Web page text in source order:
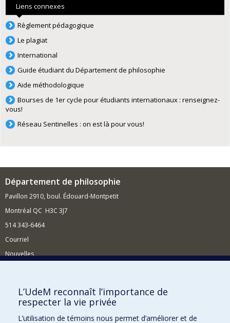
Liens connexes
Règlement pédagogique
Le plagiat
International
Guide étudiant du Département de philosophie
Aide méthodologique
Bourses de 1er cycle pour étudiants internationaux : renseignez-
vous!
Réseau Sentinelles : on est là pour vous!
Département de philosophie
Pavillon 2910, boul. Édouard-Montpetit
Montréal QC H3C 3J7
514 343-6464
Courriel
Nouvelles
Comment soutenir le Département?
BESOIN D'AIDE?
Plan du site
L’UdeM reconnaît l’importance de
respecter la vie privée
L’utilisation de témoins nous permet d’améliorer et de